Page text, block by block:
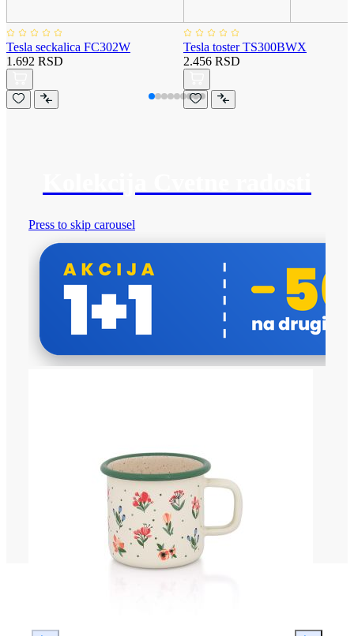
Tesla seckalica FC302W
1.692 RSD
Tesla toster TS300BWX
2.456 RSD
Press to skip carousel